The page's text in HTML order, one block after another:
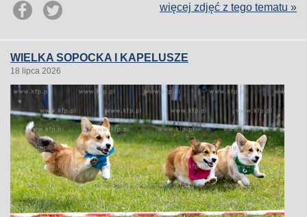
więcej zdjęć z tego tematu »
WIELKA SOPOCKA I KAPELUSZE
18 lipca 2026